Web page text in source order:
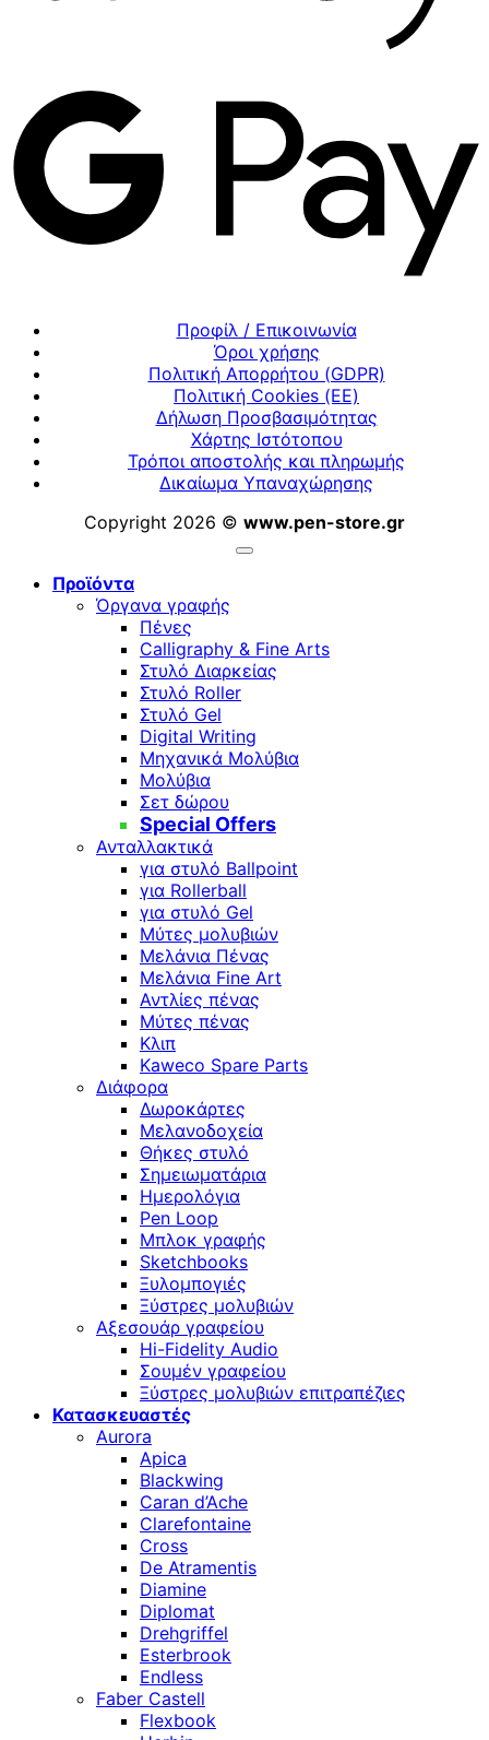
Προφίλ / Επικοινωνία
Όροι χρήσης
Πολιτική Απορρήτου (GDPR)
Πολιτική Cookies (ΕΕ)
Δήλωση Προσβασιμότητας
Χάρτης Ιστότοπου
Τρόποι αποστολής και πληρωμής
Δικαίωμα Υπαναχώρησης
Copyright 2026 © www.pen-store.gr
Προϊόντα
Όργανα γραφής
Πένες
Calligraphy & Fine Arts
Στυλό Διαρκείας
Στυλό Roller
Στυλό Gel
Digital Writing
Μηχανικά Μολύβια
Μολύβια
Σετ δώρου
Special Offers
Ανταλλακτικά
για στυλό Ballpoint
για Rollerball
για στυλό Gel
Μύτες μολυβιών
Μελάνια Πένας
Μελάνια Fine Art
Αντλίες πένας
Μύτες πένας
Κλιπ
Kaweco Spare Parts
Διάφορα
Δωροκάρτες
Μελανοδοχεία
Θήκες στυλό
Σημειωματάρια
Ημερολόγια
Pen Loop
Μπλοκ γραφής
Sketchbooks
Ξυλομπογιές
Ξύστρες μολυβιών
Αξεσουάρ γραφείου
Hi-Fidelity Audio
Σουμέν γραφείου
Ξύστρες μολυβιών επιτραπέζιες
Κατασκευαστές
Aurora
Apica
Blackwing
Caran d’Ache
Clarefontaine
Cross
De Atramentis
Diamine
Diplomat
Drehgriffel
Esterbrook
Endless
Faber Castell
Flexbook